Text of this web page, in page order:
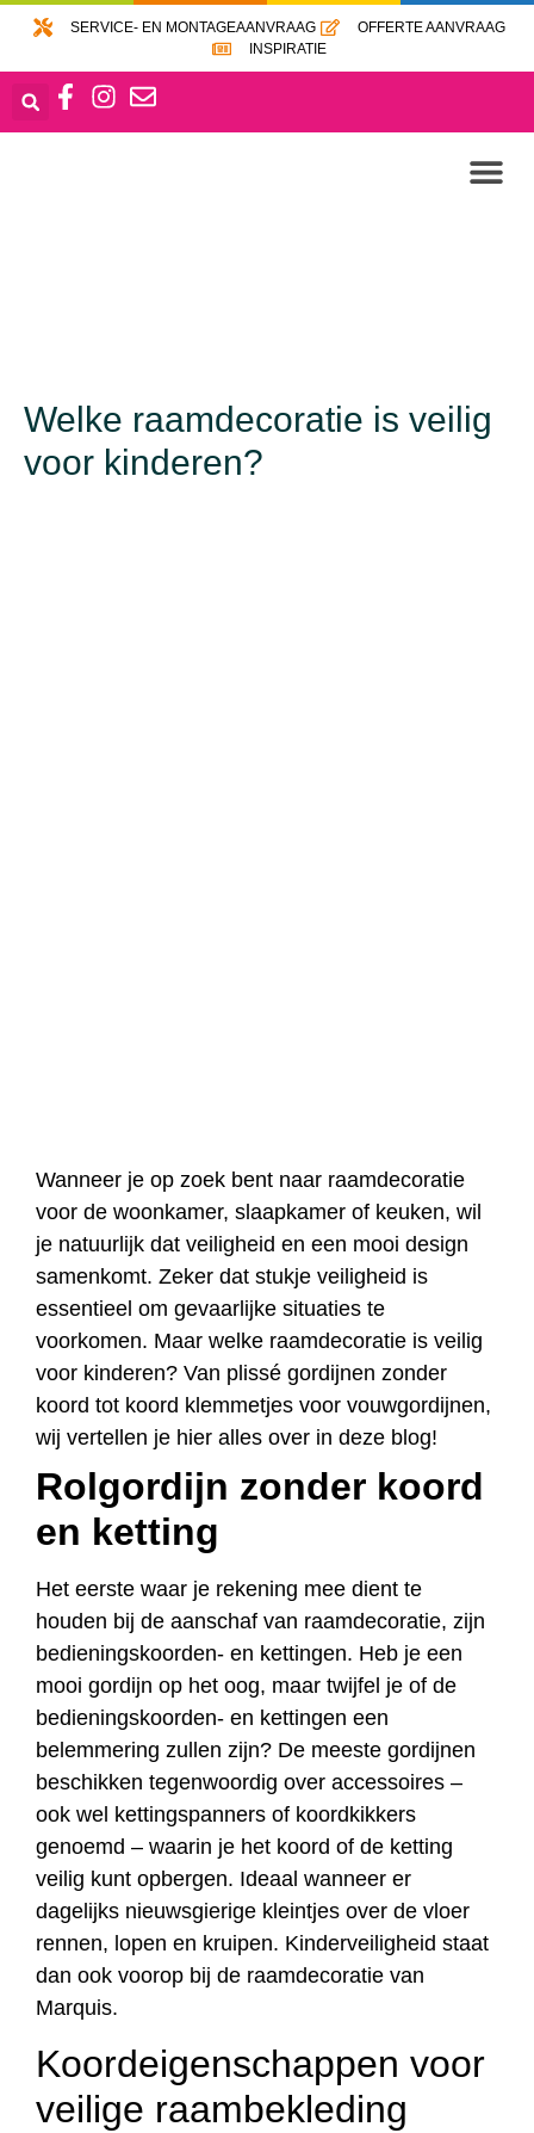
SERVICE- EN MONTAGEAANVRAAG
OFFERTE AANVRAAG
INSPIRATIE
Welke raamdecoratie is veilig
voor kinderen?
Wanneer je op zoek bent naar raamdecoratie
voor de woonkamer, slaapkamer of keuken, wil
je natuurlijk dat veiligheid en een mooi design
samenkomt. Zeker dat stukje veiligheid is
essentieel om gevaarlijke situaties te
voorkomen. Maar welke raamdecoratie is veilig
voor kinderen? Van plissé gordijnen zonder
koord tot koord klemmetjes voor vouwgordijnen,
wij vertellen je hier alles over in deze blog!
Rolgordijn zonder koord
en ketting
Het eerste waar je rekening mee dient te
houden bij de aanschaf van raamdecoratie, zijn
bedieningskoorden- en kettingen. Heb je een
mooi gordijn op het oog, maar twijfel je of de
bedieningskoorden- en kettingen een
belemmering zullen zijn? De meeste gordijnen
beschikken tegenwoordig over accessoires –
ook wel kettingspanners of koordkikkers
genoemd – waarin je het koord of de ketting
veilig kunt opbergen. Ideaal wanneer er
dagelijks nieuwsgierige kleintjes over de vloer
rennen, lopen en kruipen. Kinderveiligheid staat
dan ook voorop bij de raamdecoratie van
Marquis.
Koordeigenschappen voor
veilige raambekleding